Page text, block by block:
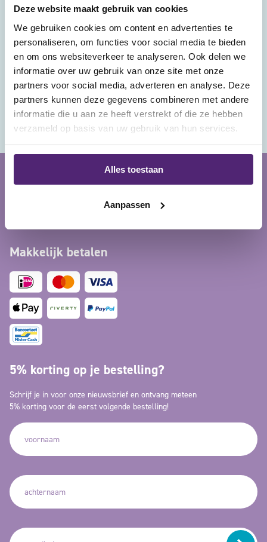
Deze website maakt gebruik van cookies
We gebruiken cookies om content en advertenties te
personaliseren, om functies voor social media te bieden
en om ons websiteverkeer te analyseren. Ook delen we
informatie over uw gebruik van onze site met onze
partners voor social media, adverteren en analyse. Deze
partners kunnen deze gegevens combineren met andere
informatie die u aan ze heeft verstrekt of die ze hebben
verzameld op basis van uw gebruik van hun services.
Alles toestaan
Aanpassen
status bestelling
hulp nodig?
contact opnemen
locaties
Eemnes
volg ons
Makkelijk betalen
5% korting op je bestelling?
Schrijf je in voor onze nieuwsbrief en ontvang meteen
5% korting voor de eerst volgende bestelling!